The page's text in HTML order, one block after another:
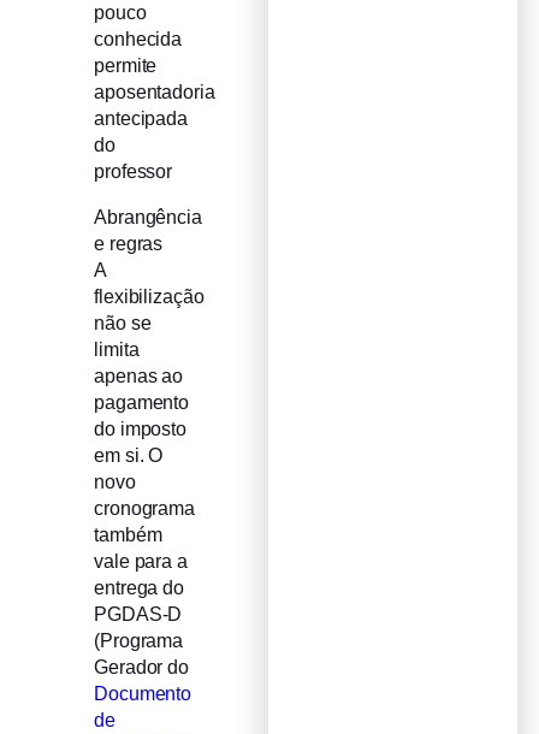
pouco
conhecida
permite
aposentadoria
antecipada
do
professor
Abrangência
e regras
A
flexibilização
não se
limita
apenas ao
pagamento
do imposto
em si. O
novo
cronograma
também
vale para a
entrega do
PGDAS-D
(Programa
Gerador do
Documento
de